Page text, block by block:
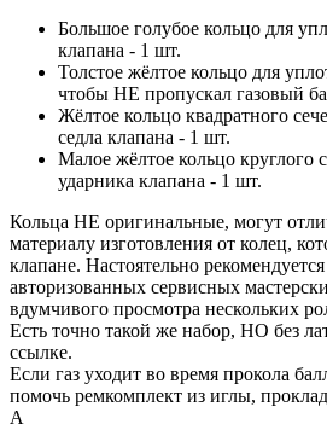
Большое голубое кольцо для
клапана - 1 шт.
Толстое жёлтое кольцо для
чтобы НЕ пропускал газовый
Жёлтое кольцо квадратного
седла клапана - 1 шт.
Малое жёлтое кольцо круглого
ударника клапана - 1 шт.
Кольца НЕ оригинальные, могут
материалу изготовления от колец,
клапане. Настоятельно
авторизованных сервисных
вдумчивого просмотра нескольких
Есть точно такой же набор, НО без
ссылке.
Если газ уходит во время прокола
помочь ремкомплект из иглы,
A